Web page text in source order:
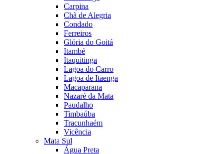
Carpina
Chã de Alegria
Condado
Ferreiros
Glória do Goitá
Itambé
Itaquitinga
Lagoa do Carro
Lagoa de Itaenga
Macaparana
Nazaré da Mata
Paudalho
Timbaúba
Tracunhaém
Vicência
Mata Sul
Água Preta